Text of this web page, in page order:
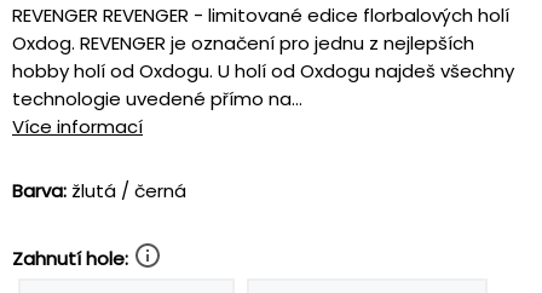
REVENGER REVENGER - limitované edice florbalových holí
Oxdog. REVENGER je označení pro jednu z nejlepších
hobby holí od Oxdogu. U holí od Oxdogu najdeš všechny
technologie uvedené přímo na...
Více informací
Barva: žlutá / černá
Zahnutí hole: